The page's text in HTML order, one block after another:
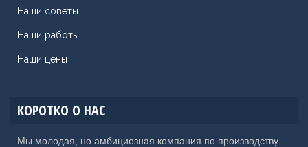
Наши советы
Наши работы
Наши цены
КОРОТКО О НАС
Мы молодая, но амбициозная компания по производству